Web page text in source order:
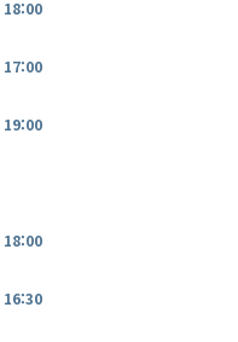
18:00
17:00
19:00
18:00
16:30